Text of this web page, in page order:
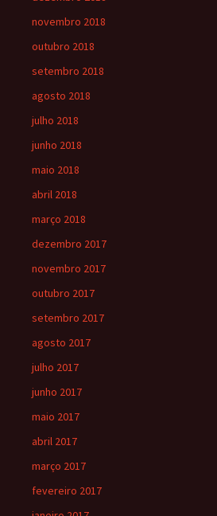
novembro 2018
outubro 2018
setembro 2018
agosto 2018
julho 2018
junho 2018
maio 2018
abril 2018
março 2018
dezembro 2017
novembro 2017
outubro 2017
setembro 2017
agosto 2017
julho 2017
junho 2017
maio 2017
abril 2017
março 2017
fevereiro 2017